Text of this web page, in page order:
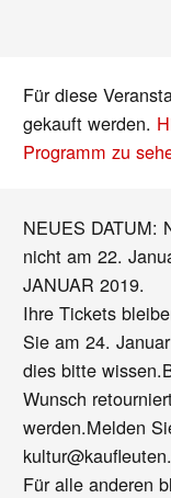
Für diese
gekauft werden.
Programm zu
NEUES DATUM:
nicht am 22.
JANUAR 2019.
Ihre Tickets
Sie am 24.
dies bitte
Wunsch
werden.Melden
Für alle anderen